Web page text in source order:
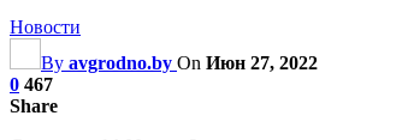
Новости
By avgrodno.by On Июн 27, 2022
0 467
Share